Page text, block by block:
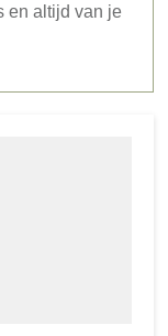
en altijd van je